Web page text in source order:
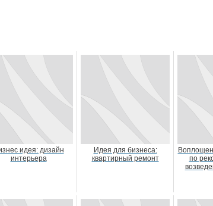
идея: дизайн
интерьера
Идея для бизнеса:
квартирный ремонт
по